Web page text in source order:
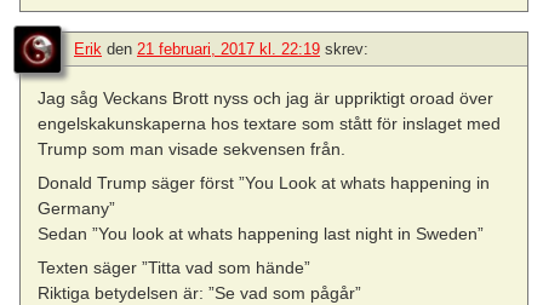
Erik den 21 februari, 2017 kl. 22:19 skrev:
Jag såg Veckans Brott nyss och jag är uppriktigt oroad över
engelskakunskaperna hos textare som stått för inslaget med
Trump som man visade sekvensen från.
Donald Trump säger först ”You Look at whats happening in
Germany”
Sedan ”You look at whats happening last night in Sweden”
Texten säger ”Titta vad som hände”
Riktiga betydelsen är: ”Se vad som pågår”